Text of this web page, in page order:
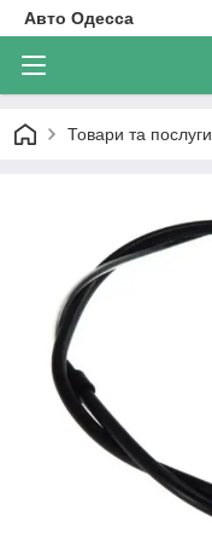
Авто Одесса
Товари та послуги